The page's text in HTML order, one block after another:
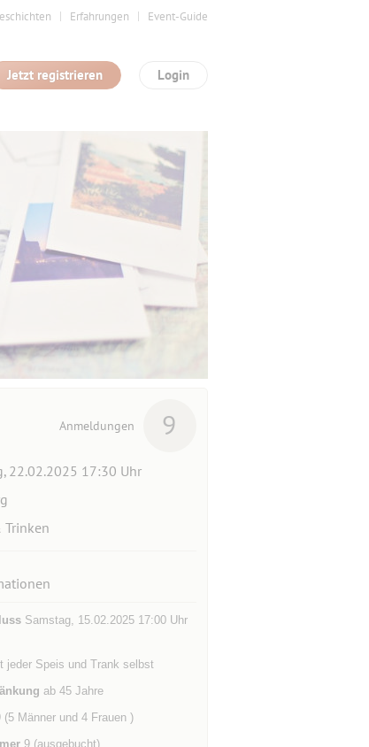
Erfahrungen Event-Guide
Login
Jetzt registrieren
Anmeldungen 9
22.02.2025 17:30 Uhr
Trinken
Samstag, 15.02.2025 17:00 Uhr
jeder Speis und Trank selbst
ab 45 Jahre
Männer und 4 Frauen )
9 (ausgebucht)